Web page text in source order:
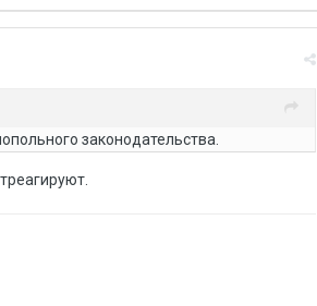
законодательства.